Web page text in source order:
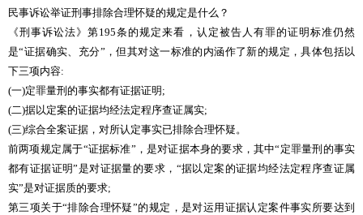
民事诉讼举证刑事排除合理怀疑的规定是什么？
《刑事诉讼法》第195条的规定来看，认定被告人有罪的证明标准仍然
是“证据确实、充分”，但其对这一标准的内涵作了新的规定，具体包括以
下三项内容:
(一)定罪量刑的事实都有证据证明;
(二)据以定案的证据均经法定程序查证属实;
(三)综合全案证据，对所认定事实已排除合理怀疑。
前两项规定属于“证据标准”，是对证据本身的要求，其中“定罪量刑的事实
都有证据证明”是对证据量的要求，“据以定案的证据均经法定程序查证属
实”是对证据质的要求;
第三项关于“排除合理怀疑”的规定，是对运用证据认定案件事实所要达到